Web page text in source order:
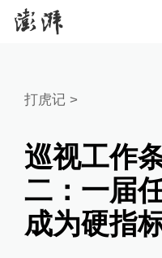
打虎记>
巡视工作
二：一届
成为硬指